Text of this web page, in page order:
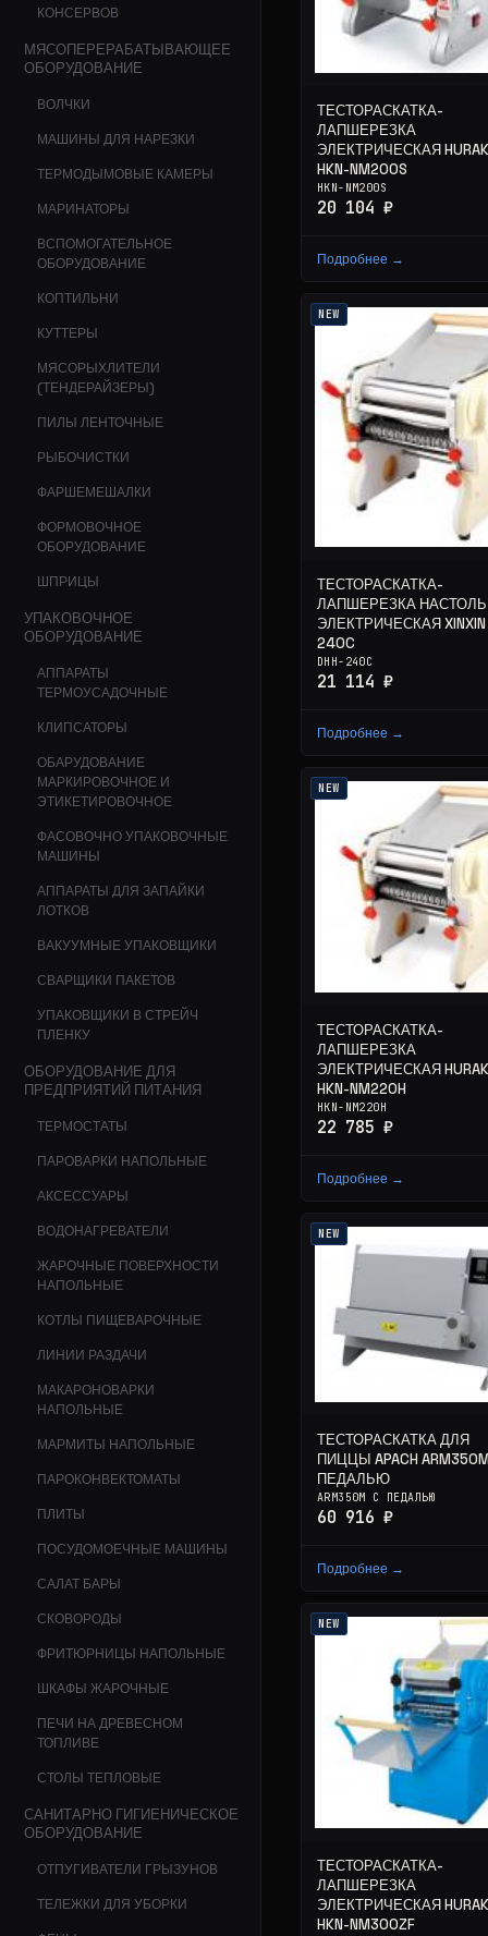
КОНСЕРВОВ
МЯСОПЕРЕРАБАТЫВАЮЩЕЕ
ОБОРУДОВАНИЕ
ВОЛЧКИ
МАШИНЫ ДЛЯ НАРЕЗКИ
ТЕРМОДЫМОВЫЕ КАМЕРЫ
МАРИНАТОРЫ
ВСПОМОГАТЕЛЬНОЕ
ОБОРУДОВАНИЕ
КОПТИЛЬНИ
КУТТЕРЫ
МЯСОРЫХЛИТЕЛИ
(ТЕНДЕРАЙЗЕРЫ)
ПИЛЫ ЛЕНТОЧНЫЕ
РЫБОЧИСТКИ
ФАРШЕМЕШАЛКИ
ФОРМОВОЧНОЕ
ОБОРУДОВАНИЕ
ШПРИЦЫ
УПАКОВОЧНОЕ
ОБОРУДОВАНИЕ
АППАРАТЫ
ТЕРМОУСАДОЧНЫЕ
КЛИПСАТОРЫ
ОБАРУДОВАНИЕ
МАРКИРОВОЧНОЕ И
ЭТИКЕТИРОВОЧНОЕ
ФАСОВОЧНО УПАКОВОЧНЫЕ
МАШИНЫ
АППАРАТЫ ДЛЯ ЗАПАЙКИ
ЛОТКОВ
ВАКУУМНЫЕ УПАКОВЩИКИ
СВАРЩИКИ ПАКЕТОВ
УПАКОВЩИКИ В СТРЕЙЧ
ПЛЕНКУ
ОБОРУДОВАНИЕ ДЛЯ
ПРЕДПРИЯТИЙ ПИТАНИЯ
ТЕРМОСТАТЫ
ПАРОВАРКИ НАПОЛЬНЫЕ
АКСЕССУАРЫ
ВОДОНАГРЕВАТЕЛИ
ЖАРОЧНЫЕ ПОВЕРХНОСТИ
НАПОЛЬНЫЕ
КОТЛЫ ПИЩЕВАРОЧНЫЕ
ЛИНИИ РАЗДАЧИ
МАКАРОНОВАРКИ
НАПОЛЬНЫЕ
МАРМИТЫ НАПОЛЬНЫЕ
ПАРОКОНВЕКТОМАТЫ
ПЛИТЫ
ПОСУДОМОЕЧНЫЕ МАШИНЫ
САЛАТ БАРЫ
СКОВОРОДЫ
ФРИТЮРНИЦЫ НАПОЛЬНЫЕ
ШКАФЫ ЖАРОЧНЫЕ
ПЕЧИ НА ДРЕВЕСНОМ
ТОПЛИВЕ
СТОЛЫ ТЕПЛОВЫЕ
САНИТАРНО ГИГИЕНИЧЕСКОЕ
ОБОРУДОВАНИЕ
ОТПУГИВАТЕЛИ ГРЫЗУНОВ
ТЕЛЕЖКИ ДЛЯ УБОРКИ
ТЕСТОРАСКАТКА-
ЛАПШЕРЕЗКА
ЭЛЕКТРИЧЕСКАЯ
HKN-NM200S
HKN-NM200S
20 104 ₽
Подробнее →
NEW
ТЕСТОРАСКАТКА-
ЛАПШЕРЕЗКА
ЭЛЕКТРИЧЕСКАЯ XINXIN
240C
DHH-240C
21 114 ₽
Подробнее →
NEW
ТЕСТОРАСКАТКА-
ЛАПШЕРЕЗКА
ЭЛЕКТРИЧЕСКАЯ
HKN-NM220H
HKN-NM220H
22 785 ₽
Подробнее →
NEW
ТЕСТОРАСКАТКА ДЛЯ
ПИЦЦЫ APACH
ПЕДАЛЬЮ
ARM350M С ПЕДАЛЬЮ
60 916 ₽
Подробнее →
NEW
ТЕСТОРАСКАТКА-
ЛАПШЕРЕЗКА
ЭЛЕКТРИЧЕСКАЯ
HKN-NM300ZF